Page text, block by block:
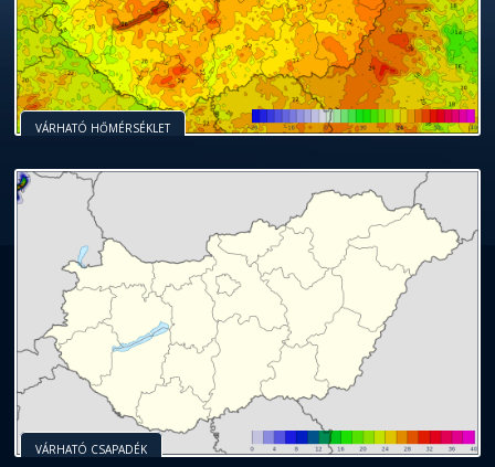
VÁRHATÓ HŐMÉRSÉKLET
VÁRHATÓ CSAPADÉK